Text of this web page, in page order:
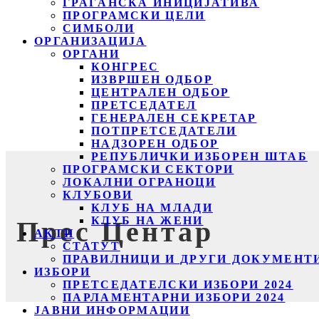
ГРАЃАНСКА ИНИЦИЈАТИВА
ПРОГРАМСКИ ЦЕЛИ
СИМБОЛИ
ОРГАНИЗАЦИЈА
ОРГАНИ
КОНГРЕС
ИЗВРШЕН ОДБОР
ЦЕНТРАЛЕН ОДБОР
ПРЕТСЕДАТЕЛ
ГЕНЕРАЛЕН СЕКРЕТАР
ПОТПРЕТСЕДАТЕЛИ
НАДЗОРЕН ОДБОР
РЕПУБЛИЧКИ ИЗБОРЕН ШТАБ
ПРОГРАМСКИ СЕКТОРИ
ЛОКАЛНИ ОГРАНОЦИ
КЛУБОВИ
КЛУБ НА МЛАДИ
КЛУБ НА ЖЕНИ
АКТИ
СТАТУТ
ПРАВИЛНИЦИ И ДРУГИ
ИЗБОРИ
ПРЕТСЕДАТЕЛСКИ ИЗБОРИ 2024
ПАРЛАМЕНТАРНИ ИЗБОРИ 2024
ЈАВНИ ИНФОРМАЦИИ
Прес Центар